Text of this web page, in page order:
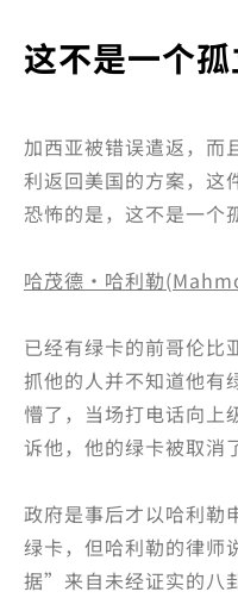
这不是一个
加西亚被错误遣返，而
利返回美国的方案，这
恐怖的是，这不是
哈茂德·哈利勒
已经有绿卡的前哥伦比
抓他的人并不知道他有
懵了，当场打电话向上
诉他，他的绿卡被
政府是事后才以哈利勒
绿卡，但哈利勒的律
据”来自未经证实的八